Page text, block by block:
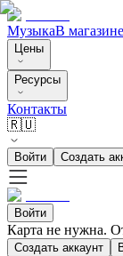
МузыкаВ магазине
Цены
Ресурсы
Контакты
🇷🇺
Войти Создать
Войти
Карта не нужна.
Создать аккаунт